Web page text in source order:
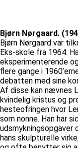
Bjørn Nørgaard.
Bjørn Nørgaard var
Eks-skole fra 1964.
eksperimenterende
flere gange i
debatten med sine
Af disse kan nævnes
kvindelig kristus og
hesteofringen hvor
som nonne. Han har
udsmykningsopgaver
hans skulpturelle